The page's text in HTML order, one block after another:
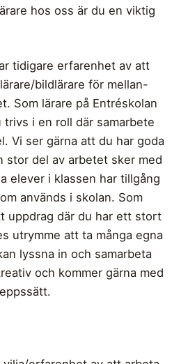
hos oss är du en viktig
tidigare erfarenhet av att
bildlärare för mellan-
Som lärare på Entréskolan
i en roll där samarbete
Vi ser gärna att du har goda
stor del av arbetet sker med
elever i klassen har tillgång
används i skolan. Som
uppdrag där du har ett stort
utrymme att ta många egna
lyssna in och samarbeta
och kommer gärna med